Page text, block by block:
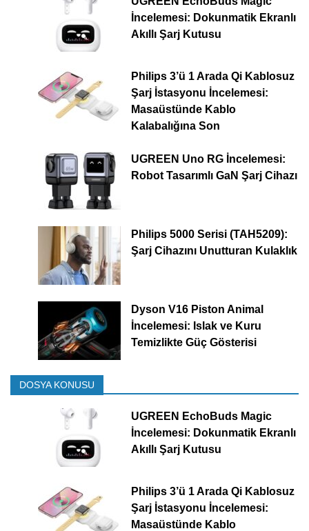
İncelemesi: Dokunmatik Ekranlı
Akıllı Şarj Kutusu
Philips 3’ü 1 Arada Qi Kablosuz
Şarj İstasyonu İncelemesi:
Masaüstünde Kablo
Kalabalığına Son
UGREEN Uno RG İncelemesi:
Robot Tasarımlı GaN Şarj Cihazı
Philips 5000 Serisi (TAH5209):
Şarj Cihazını Unutturan Kulaklık
Dyson V16 Piston Animal
İncelemesi: Islak ve Kuru
Temizlikte Güç Gösterisi
DOSYA KONUSU
UGREEN EchoBuds Magic
İncelemesi: Dokunmatik Ekranlı
Akıllı Şarj Kutusu
Philips 3’ü 1 Arada Qi Kablosuz
Şarj İstasyonu İncelemesi:
Masaüstünde Kablo